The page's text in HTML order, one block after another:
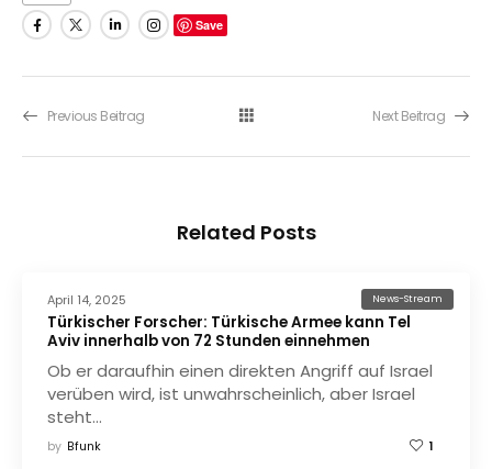
Save
Previous Beitrag Next Beitrag
Related Posts
April 14, 2025 News-Stream
Türkischer Forscher: Türkische Armee kann Tel
Aviv innerhalb von 72 Stunden einnehmen
Ob er daraufhin einen direkten Angriff auf Israel
verüben wird, ist unwahrscheinlich, aber Israel
steht…
by Bfunk 1